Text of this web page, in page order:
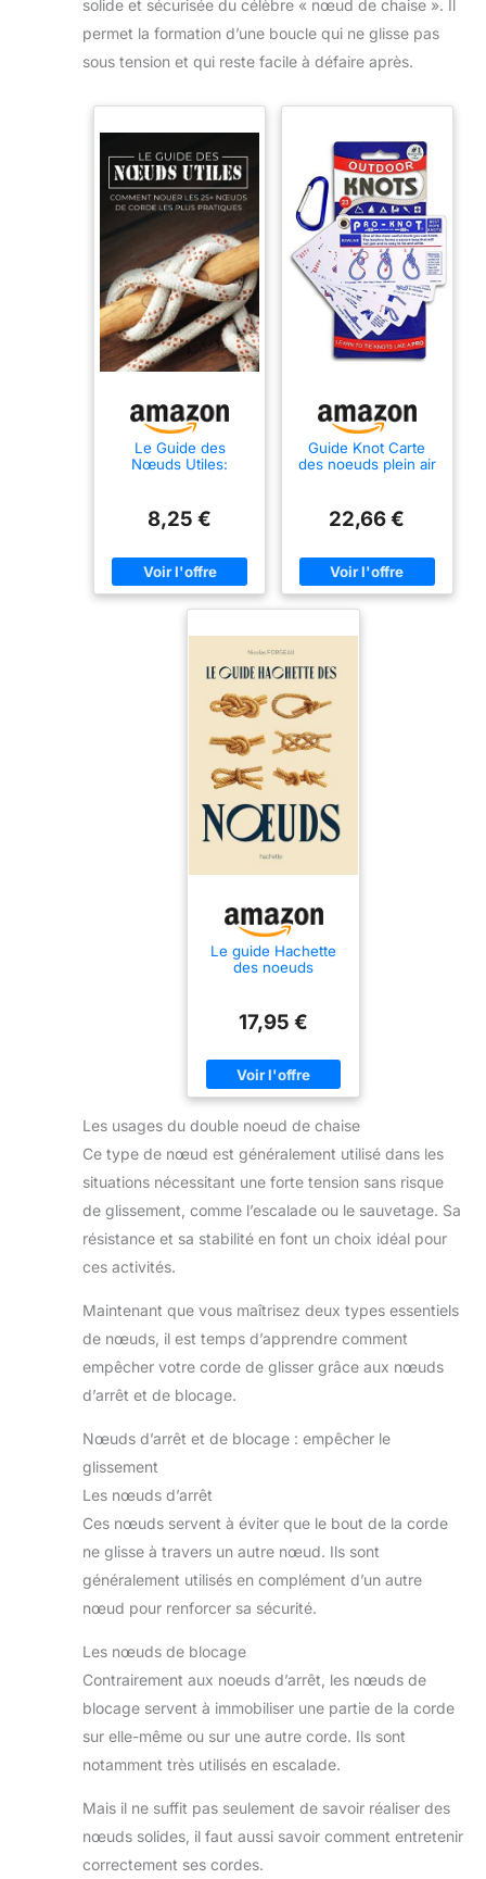
solide et sécurisée du célèbre « nœud de chaise ». Il
permet la formation d’une boucle qui ne glisse pas
sous tension et qui reste facile à défaire après.
Le Guide des
Nœuds Utiles:
Corde les Plus
Pratiques
8,25 €
Guide Knot Carte
des noeuds plein air
22,66 €
Le guide Hachette
des noeuds
17,95 €
Les usages du double noeud de chaise
Ce type de nœud est généralement utilisé dans les
situations nécessitant une forte tension sans risque
de glissement, comme l’escalade ou le sauvetage. Sa
résistance et sa stabilité en font un choix idéal pour
ces activités.
Maintenant que vous maîtrisez deux types essentiels
de nœuds, il est temps d’apprendre comment
empêcher votre corde de glisser grâce aux nœuds
d’arrêt et de blocage.
Nœuds d’arrêt et de blocage : empêcher le
glissement
Les nœuds d’arrêt
Ces nœuds servent à éviter que le bout de la corde
ne glisse à travers un autre nœud. Ils sont
généralement utilisés en complément d’un autre
nœud pour renforcer sa sécurité.
Les nœuds de blocage
Contrairement aux noeuds d’arrêt, les nœuds de
blocage servent à immobiliser une partie de la corde
sur elle-même ou sur une autre corde. Ils sont
notamment très utilisés en escalade.
Mais il ne suffit pas seulement de savoir réaliser des
nœuds solides, il faut aussi savoir comment entretenir
correctement ses cordes.